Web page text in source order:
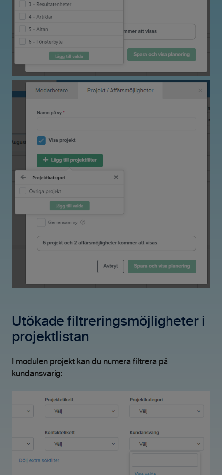
Utökade filtreringsmöjligheter i
projektlistan
I modulen projekt kan du numera filtrera på
kundansvarig: